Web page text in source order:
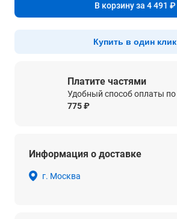
В корзину за 4 491 ₽
Купить в один клик
Платите частями
Удобный способ оплаты по
775 ₽
Информация о доставке
г. Москва